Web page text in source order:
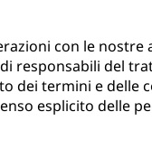
con le nostre
responsabili del
dei termini e delle
esplicito delle